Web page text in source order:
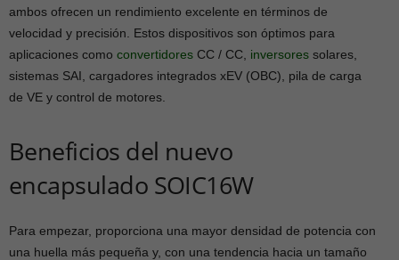
ambos ofrecen un rendimiento excelente en términos de
velocidad y precisión. Estos dispositivos son óptimos para
aplicaciones como convertidores CC / CC, inversores solares,
sistemas SAI, cargadores integrados xEV (OBC), pila de carga
de VE y control de motores.
Beneficios del nuevo
encapsulado SOIC16W
Para empezar, proporciona una mayor densidad de potencia con
una huella más pequeña y, con una tendencia hacia un tamaño